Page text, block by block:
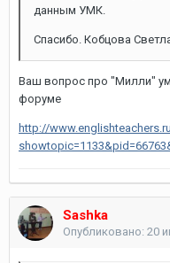
данным УМК.
Спасибо. Кобцова
Ваш вопрос про "Милли"
форуме
http://
Sashka
Опубликовано: 20